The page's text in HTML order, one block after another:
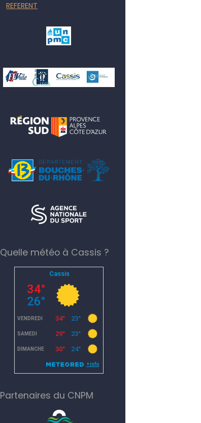
REFERENT
Quelle météo à Cassis ?
Partenaires du CNPM